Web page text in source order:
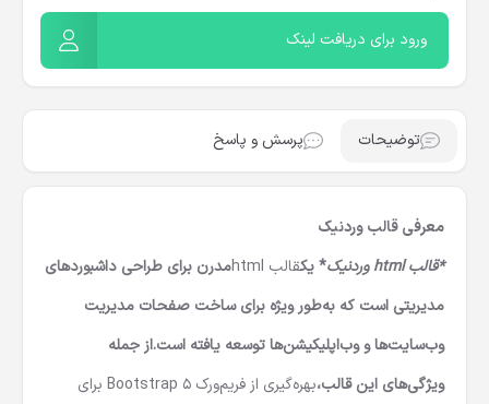
ورود برای دریافت لینک
توضیحات پرسش و پاسخ
معرفی قالب وردنیک
*قالب html وردنیک
* یکقالب html
مدرن برای طراحی داشبوردهای
مدیریتی است که به‌طور ویژه برای ساخت صفحات مدیریت
وب‌سایت‌ها و وب‌اپلیکیشن‌ها توسعه یافته است.از جمله
ویژگی‌های این قالب،
بهره‌گیری از فریم‌ورک Bootstrap 5 برای